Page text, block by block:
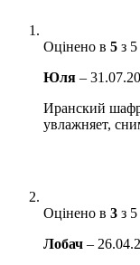
Оцінено в 5 з 5
Юля –
Иранский
увлажняет,
Оцінено в 3 з 5
Лобач –